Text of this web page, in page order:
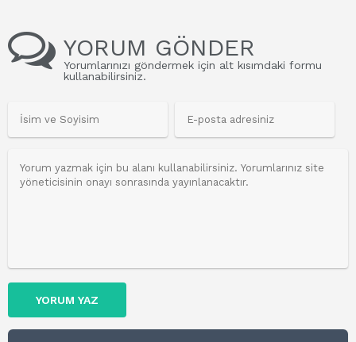
YORUM GÖNDER
Yorumlarınızı göndermek için alt kısımdaki formu
kullanabilirsiniz.
YORUM YAZ